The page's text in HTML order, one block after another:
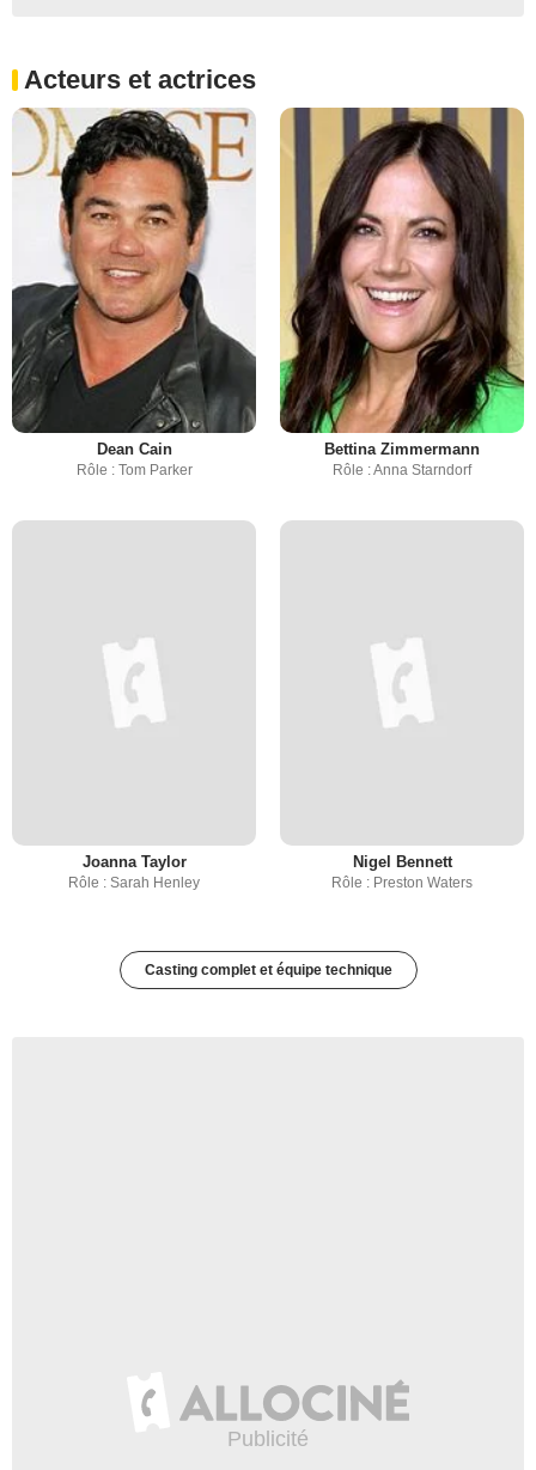
Acteurs et actrices
Dean Cain
Rôle : Tom Parker
Bettina Zimmermann
Rôle : Anna Starndorf
Joanna Taylor
Rôle : Sarah Henley
Nigel Bennett
Rôle : Preston Waters
Casting complet et équipe technique